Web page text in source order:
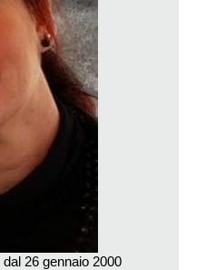
e di potere rimanere il
di difficoltà che ho incontrato.
flessibile, disposto ad
sia dunque giusto che io
mio impegno personale.
presenti in Migros vi è
26 gennaio 2000